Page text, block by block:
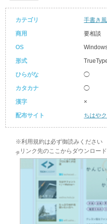
カテゴリ
手書き風
商用
要相談
OS
形式
ひらがな
◯
カタカナ
◯
漢字
×
配布サイト
ちはや
※利用規約は必ず御読みください
リンク先のここからダウンロー